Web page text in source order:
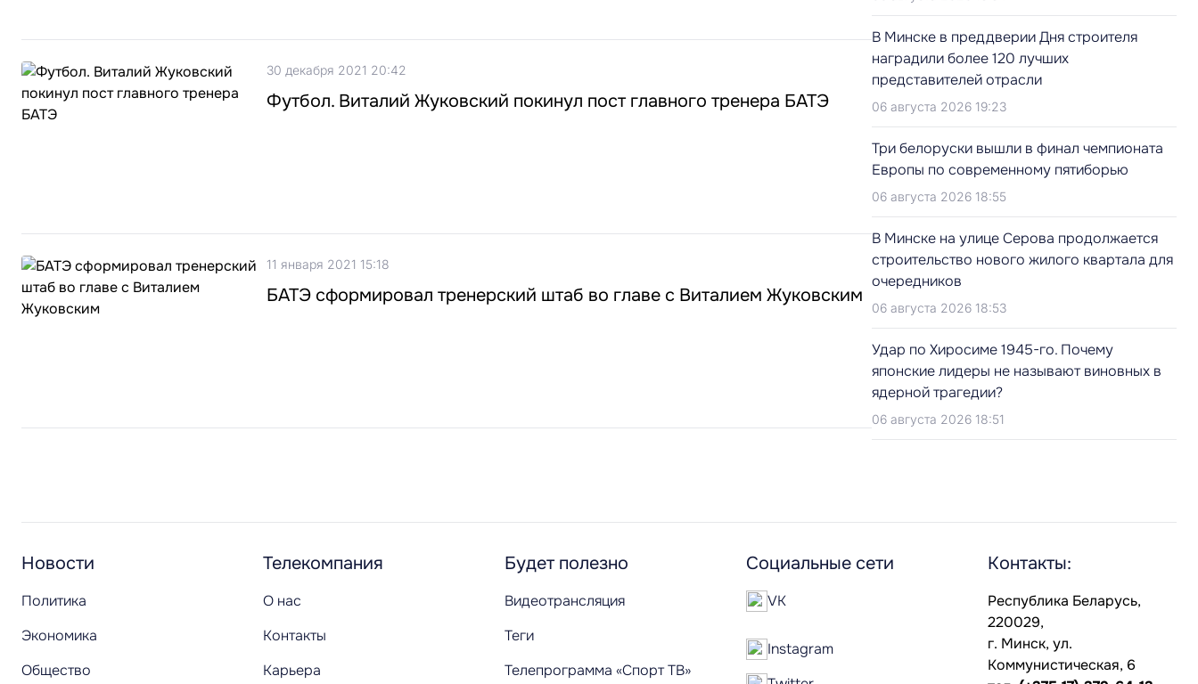
30 декабря 2021 20:42
Футбол. Виталий Жуковский покинул пост главного тренера БАТЭ
11 января 2021 15:18
БАТЭ сформировал тренерский штаб во главе с Виталием Жуковским
В Минске в преддверии Дня строителя
наградили более 120 лучших
представителей отрасли
06 августа 2026 19:23
Три белоруски вышли в финал чемпионата
Европы по современному пятиборью
06 августа 2026 18:55
В Минске на улице Серова продолжается
строительство нового жилого квартала для
очередников
06 августа 2026 18:53
Удар по Хиросиме 1945-го. Почему
японские лидеры не называют виновных в
ядерной трагедии?
06 августа 2026 18:51
Новости
Политика
Экономика
Общество
Телекомпания
О нас
Контакты
Карьера
Будет полезно
Видеотрансляция
Теги
Телепрограмма «Спорт ТВ»
Социальные сети
VK
Instagram
Контакты:
Республика Беларусь,
220029,
г. Минск, ул.
Коммунистическая, 6